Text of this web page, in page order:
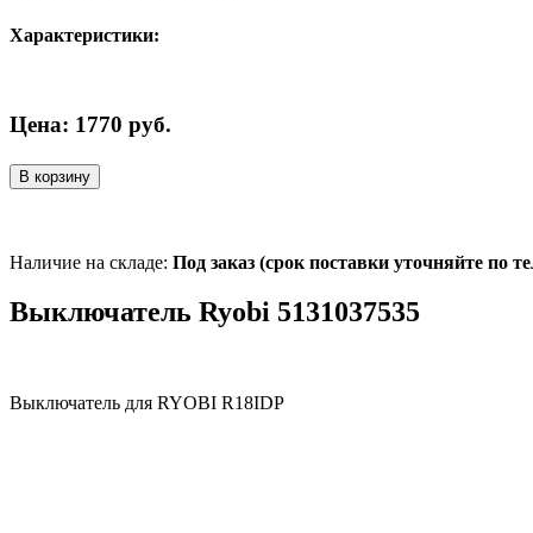
Характеристики:
Цена: 1770 руб.
В корзину
Наличие на складе: Под заказ (срок поставки уточняйте по
Выключатель Ryobi 5131037535
Выключатель для RYOBI R18IDP